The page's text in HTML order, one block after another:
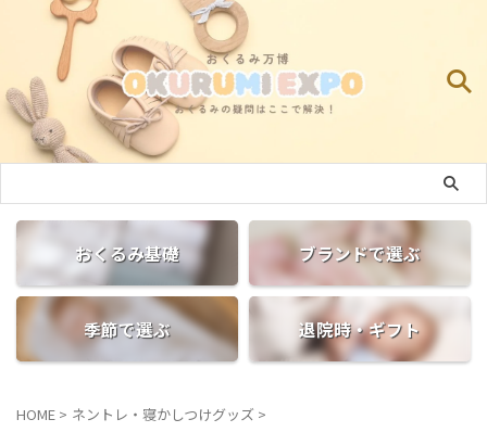
おくるみ基礎 ブランドで選ぶ
季節で選ぶ 退院時・ギフト
HOME > ネントレ・寝かしつけグッズ >